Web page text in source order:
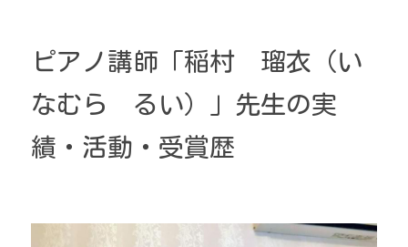
ピアノ講師「稲村　瑠衣（い
なむら　るい）」先生の実
績・活動・受賞歴